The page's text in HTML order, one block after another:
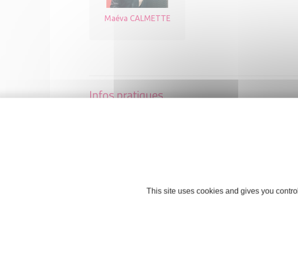
Maéva CALMETTE
Infos pratiques
https://kalaya-institut.business.site/
This site uses cookies and gives you